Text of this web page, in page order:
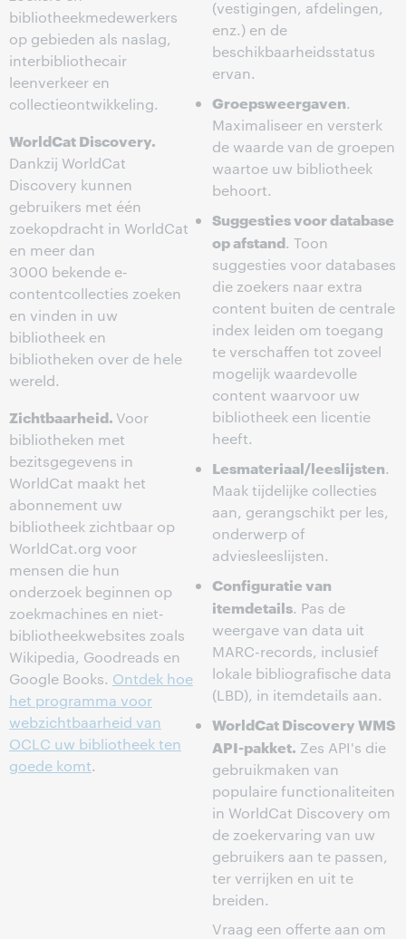
bibliotheekmedewerkers
op gebieden als naslag,
interbibliothecair
leenverkeer en
collectieontwikkeling.
WorldCat Discovery.
Dankzij WorldCat
Discovery kunnen
gebruikers met één
zoekopdracht in WorldCat
en meer dan
3000 bekende e-
contentcollecties zoeken
en vinden in uw
bibliotheek en
bibliotheken over de hele
wereld.
Zichtbaarheid. Voor
bibliotheken met
bezitsgegevens in
WorldCat maakt het
abonnement uw
bibliotheek zichtbaar op
WorldCat.org voor
mensen die hun
onderzoek beginnen op
zoekmachines en niet-
bibliotheekwebsites zoals
Wikipedia, Goodreads en
Google Books. Ontdek hoe
het programma voor
webzichtbaarheid van
OCLC uw bibliotheek ten
goede komt.
(vestigingen, afdelingen,
enz.) en de
beschikbaarheidsstatus
ervan.
Groepsweergaven.
Maximaliseer en versterk
de waarde van de groepen
waartoe uw bibliotheek
behoort.
Suggesties voor database
op afstand. Toon
suggesties voor databases
die zoekers naar extra
content buiten de centrale
index leiden om toegang
te verschaffen tot zoveel
mogelijk waardevolle
content waarvoor uw
bibliotheek een licentie
heeft.
Lesmateriaal/leeslijsten.
Maak tijdelijke collecties
aan, gerangschikt per les,
onderwerp of
adviesleeslijsten.
Configuratie van
itemdetails. Pas de
weergave van data uit
MARC-records, inclusief
lokale bibliografische data
(LBD), in itemdetails aan.
WorldCat Discovery WMS
API-pakket. Zes API's die
gebruikmaken van
populaire functionaliteiten
in WorldCat Discovery om
de zoekervaring van uw
gebruikers aan te passen,
ter verrijken en uit te
breiden.
Vraag een offerte aan om